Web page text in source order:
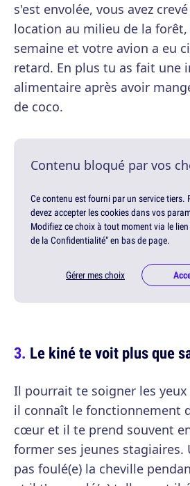
s'est envolée, vous avez
location au milieu de la
semaine et votre avion a eu
retard. En plus tu as fait une
alimentaire après avoir
de coco.
Contenu bloqué par vos
Ce contenu est fourni par un service tiers.
devez accepter les cookies dans vos
Modifiez ce choix à tout moment via le
de la Confidentialité" en bas de page.
Gérer mes choix
Le kiné te voit plus que
Il pourrait te soigner les
il connaît le fonctionnement
cœur et il te prend souvent
former ses jeunes stagiaires.
pas foulé(e) la cheville